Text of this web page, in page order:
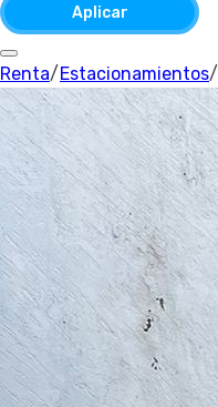
Aplicar
Renta/Estacionamientos/